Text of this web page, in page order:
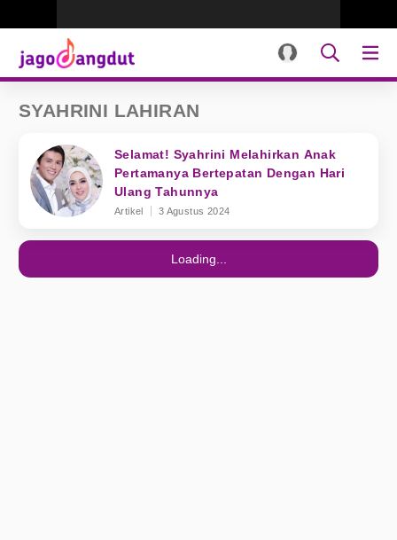
SYAHRINI LAHIRAN
Selamat! Syahrini Melahirkan Anak
Pertamanya Bertepatan Dengan Hari
Ulang Tahunnya
Artikel 3 Agustus 2024
Loading...